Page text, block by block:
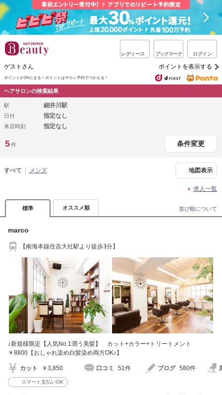
レディース ブックマーク ログイン
ゲストさん ポイントを表示する
ポイントが1%たまる！ ポイントはサロン予約でつかえる！
ヘアサロンの検索結果
駅 細井川駅
日付 指定なし
来店時刻 指定なし
5件 条件変更
すべて メンズ 地図表示
求人一覧
標準 オススメ順 並び順について
marco
【南海本線住吉大社駅より徒歩3分】
♪新規様限定【人気No.1潤う美髪】 カット+カラー+トリートメント
￥8800【おしゃれ染め白髪染め両方OK♪】
カット ￥3,850 口コミ 51件 ブログ 580件
スマート支払いOK